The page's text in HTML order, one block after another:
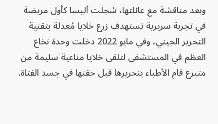
وبعد مناقشة مع عائلتها، سُجلت أليسا كأول مريضة
في تجربة سريرية تستهدف زرع خلايا مُعدلة بتقنية
التحرير الجيني، وفي مايو 2022 دخلت وحدة نخاع
العظم في المستشفى لتلقى خلايا مناعية سليمة من
متبرع قام الأطباء بتحريرها قبل حقنها في جسد الفتاة.